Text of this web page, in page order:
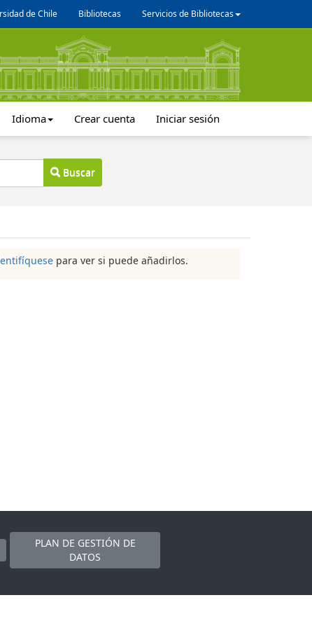
de Chile Bibliotecas Servicios de Bibliotecas
Idioma Crear cuenta Iniciar sesión
Buscar
para ver si puede añadirlos.
PLAN DE GESTIÓN DE
DATOS